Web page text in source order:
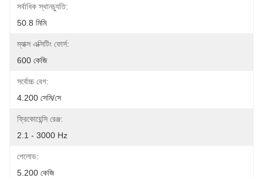
সর্বাধিক স্থানচ্যুতি:
50.8 মিমি
ম্যাক্স এক্সিটিং ফোর্স:
600 কেজি
সর্বোচ্চ বেগ:
4.200 সেমি/সে
ফ্রিকোয়েন্সি রেঞ্জ:
2.1 - 3000 Hz
পেলোড:
5.200 কেজি